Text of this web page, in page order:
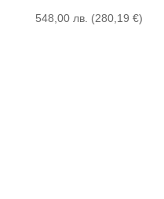
548,00 лв. (280,19 €)